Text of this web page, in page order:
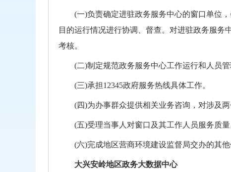
(一)负责确定进驻政务服务中心的窗口单位
目的运行情况进行协调、督查。对进驻政务服务
考核。
(二)制定规范政务服务中心工作运行和人员
(三)承担12345政府服务热线具体工作。
(四)为办事群众提供相关业务咨询，对涉及
(五)受理当事人对窗口及其工作人员服务质量
(六)完成地区营商环境建设监督局交办的其他
大兴安岭地区政务大数据中心